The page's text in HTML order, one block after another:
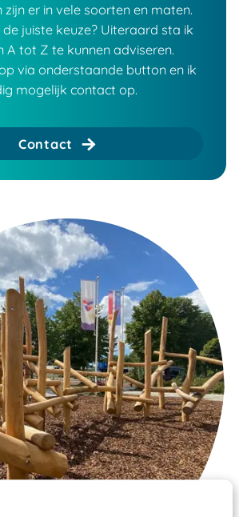
zijn er in vele soorten en maten.
juiste keuze? Uiteraard sta ik
A tot Z te kunnen adviseren.
via onderstaande button en ik
mogelijk contact op.
Contact